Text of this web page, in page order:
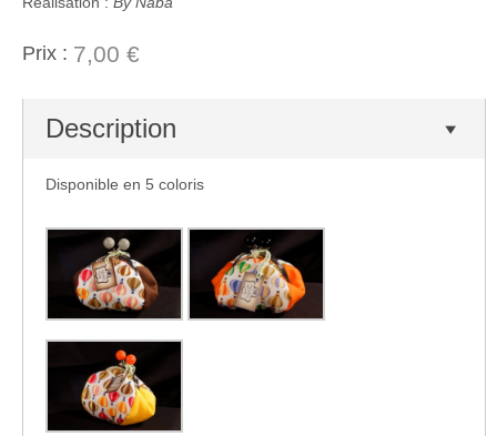
Prix : 7,00 €
Description
Disponible en 5 coloris